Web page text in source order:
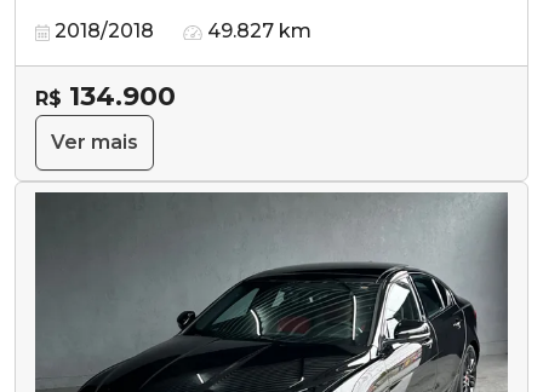
2018/2018 49.827 km
R$ 134.900
Ver mais